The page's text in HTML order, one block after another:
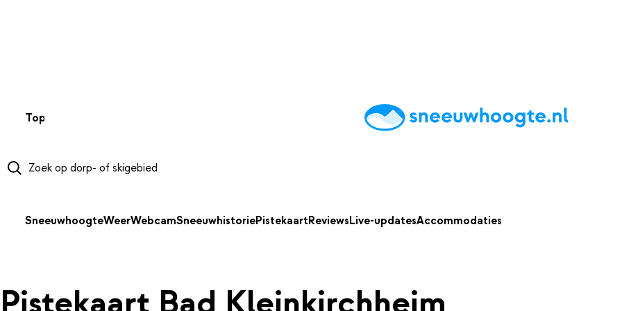
Top 50 AccommodatiesTipsReviewsLive updatesApp
SneeuwhoogteWeerWebcamSneeuwhistoriePistekaartReviewsLive-updatesAccommodaties